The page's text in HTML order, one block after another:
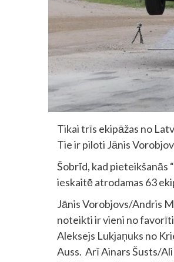
Tikai trīs ekipāžas no
Tie ir piloti Jānis
Šobrīd, kad pieteikšanās
ieskaitē atrodamas 63
Jānis Vorobjovs/Andris
noteikti ir vieni no
Aleksejs Lukjaņuks no
Auss. Arī Ainars Šusts/